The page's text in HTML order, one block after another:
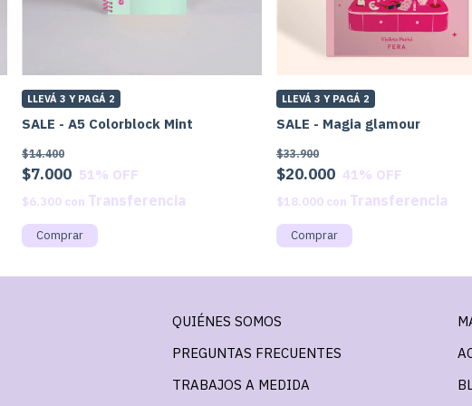
SALE - A5 Colorblock Mint
$7.000
$14.400
51% OFF
LLEVÁ 3 Y PAGÁ 2
$6.300 con
SALE - Magia glamour
$20.000
$33.900
41% OFF
LLEVÁ 3 Y PAGÁ 2
$18.000 con
QUIÉNES SOMOS
PREGUNTAS FRECUENTES
TRABAJOS A MEDIDA